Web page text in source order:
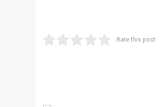
Rate this post